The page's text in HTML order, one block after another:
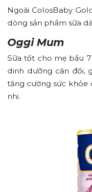
Ngoài ColosBaby
dòng sản phẩm sữa
Oggi Mum
Sữa tốt cho mẹ bầu
dinh dưỡng cân đối,
tăng cường sức khỏe
nhi.